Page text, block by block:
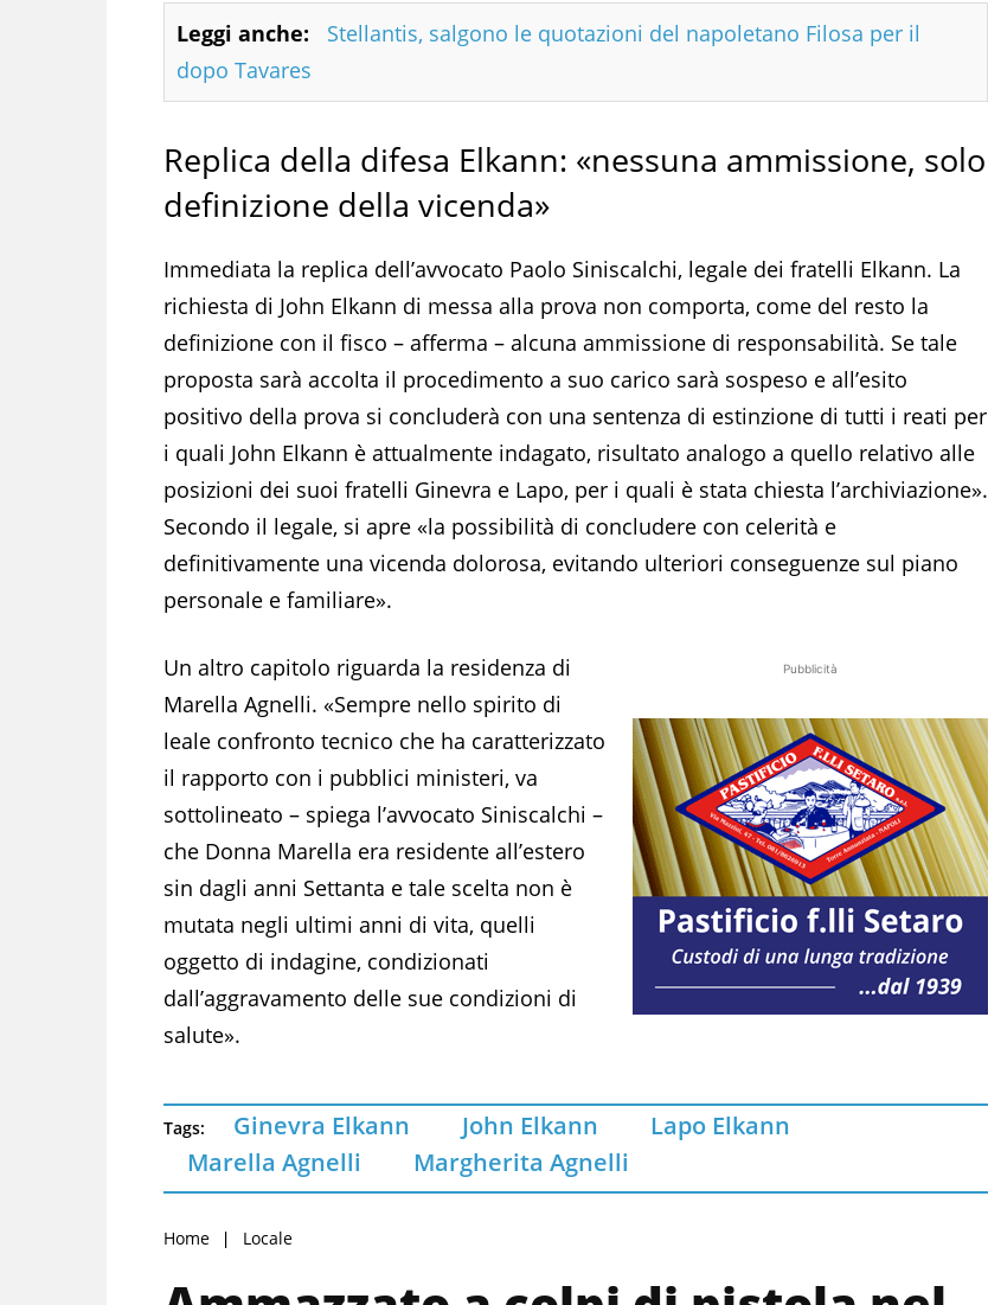
Leggi anche:
Stellantis, salgono le quotazioni del napoletano Filosa per il
dopo Tavares
Replica della difesa Elkann: «nessuna ammissione, solo
definizione della vicenda»
Immediata la replica dell’avvocato Paolo Siniscalchi, legale dei fratelli Elkann. La
richiesta di John Elkann di messa alla prova non comporta, come del resto la
definizione con il fisco – afferma – alcuna ammissione di responsabilità. Se tale
proposta sarà accolta il procedimento a suo carico sarà sospeso e all’esito
positivo della prova si concluderà con una sentenza di estinzione di tutti i reati per
i quali John Elkann è attualmente indagato, risultato analogo a quello relativo alle
posizioni dei suoi fratelli Ginevra e Lapo, per i quali è stata chiesta l’archiviazione».
Secondo il legale, si apre «la possibilità di concludere con celerità e
definitivamente una vicenda dolorosa, evitando ulteriori conseguenze sul piano
personale e familiare».
Pubblicità
Un altro capitolo riguarda la residenza di
Marella Agnelli. «Sempre nello spirito di
leale confronto tecnico che ha caratterizzato
il rapporto con i pubblici ministeri, va
sottolineato – spiega l’avvocato Siniscalchi –
che Donna Marella era residente all’estero
sin dagli anni Settanta e tale scelta non è
mutata negli ultimi anni di vita, quelli
oggetto di indagine, condizionati
dall’aggravamento delle sue condizioni di
salute».
Tags: Ginevra Elkann John Elkann
Lapo Elkann
Marella Agnelli
Margherita Agnelli
Home Locale